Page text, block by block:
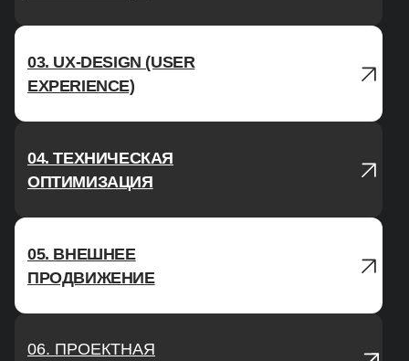
02. ВНУТРЕННЯЯ
ОПТИМИЗАЦИЯ
ON-PAGE
Оптимизируем метатеги, тексты,
изображения. Работаем с 1С-
специалистами для повышения качества
товара
03. UX-DESIGN (USER
EXPERIENCE)
03. UX-DESIGN
(USER
УВЕЛИЧЕНИЕ
04. ТЕХНИЧЕСКАЯ
ОПТИМИЗАЦИЯ
04. ТЕХНИЧЕСКАЯ
ОПТИМИЗАЦИЯ
05. ВНЕШНЕЕ
ПРОДВИЖЕНИЕ
06. ПРОЕКТНАЯ